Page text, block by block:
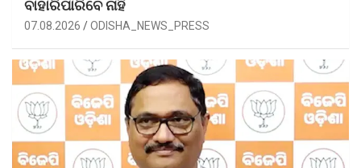
ବାହାରିପାରିବେ ନାହିଁ
07.08.2026 ODISHA_NEWS_PRESS